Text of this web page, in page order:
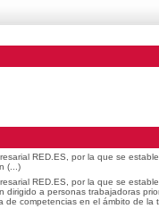
RED.ES, por la que se
(...)
RED.ES, por la que se
dirigido a personas trabajadoras
de competencias en el ámbito de la